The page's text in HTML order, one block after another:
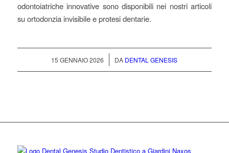
odontoiatriche innovative sono disponibili nei nostri articoli
su ortodonzia invisibile e protesi dentarie.
15 GENNAIO 2026
/ DA DENTAL GENESIS